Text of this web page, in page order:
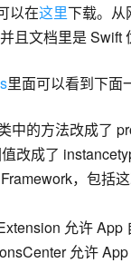
以在这里下载。从
且文档里是 Swift
里面可以看到下面
中的方法改成了
改成了
，包括
允许 App
允许